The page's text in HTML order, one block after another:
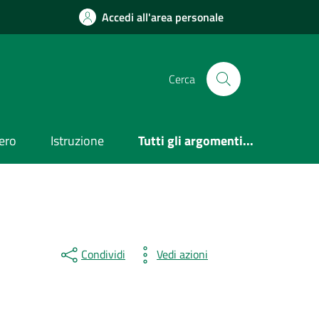
Accedi all'area personale
Cerca
Istruzione Tutti gli argomenti...
Condividi Vedi azioni